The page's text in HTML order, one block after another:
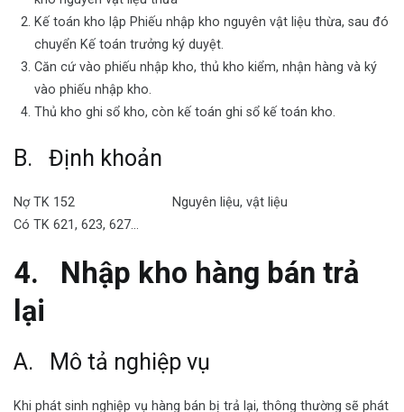
Kế toán kho lập Phiếu nhập kho nguyên vật liệu thừa, sau đó
chuyển Kế toán trưởng ký duyệt.
Căn cứ vào phiếu nhập kho, thủ kho kiểm, nhận hàng và ký
vào phiếu nhập kho.
Thủ kho ghi sổ kho, còn kế toán ghi sổ kế toán kho.
B. Định khoản
Nợ TK 152 Nguyên liệu, vật liệu
Có TK 621, 623, 627…
4.
Nhập kho hàng bán trả
lại
A. Mô tả nghiệp vụ
Khi phát sinh nghiệp vụ hàng bán bị trả lại, thông thường sẽ phát